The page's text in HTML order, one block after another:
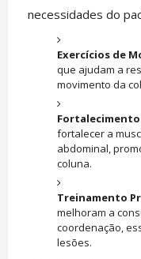
necessidades do
Exercícios de
que ajudam a
movimento da
fortalecer a
abdominal,
coluna.
Treinamento
melhoram a
coordenação,
lesões.